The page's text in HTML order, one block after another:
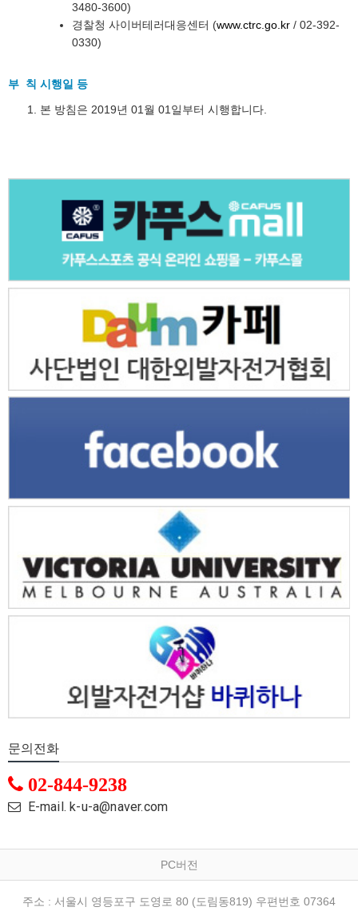
3480-3600)
경찰청 사이버테러대응센터 (www.ctrc.go.kr / 02-392-
0330)
부 칙 시행일 등
본 방침은 2019년 01월 01일부터 시행합니다.
문의전화
02-844-9238
E-mail. k-u-a@naver.com
PC버전
주소 : 서울시 영등포구 도영로 80 (도림동819) 우편번호 07364